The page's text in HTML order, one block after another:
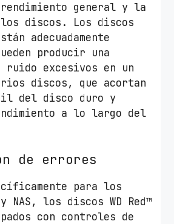
general y la
discos. Los discos
adecuadamente
producir una
excesivos en un
discos, que acortan
del disco duro y
a lo largo del
de errores
para los
NAS, los discos WD Red™
con controles de